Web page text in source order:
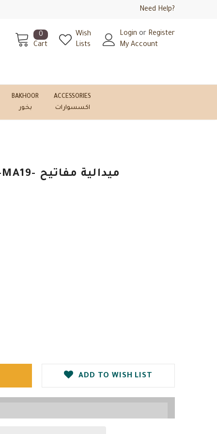
Need Help?
0
Cart
Wish
Lists
Login or Register
My Account
BAKHOOR
بخور
ACCESSORIES
اكسسوارات
Yemeni Keychain -MA19- ميدالية مفاتيح
ADD TO WISH LIST